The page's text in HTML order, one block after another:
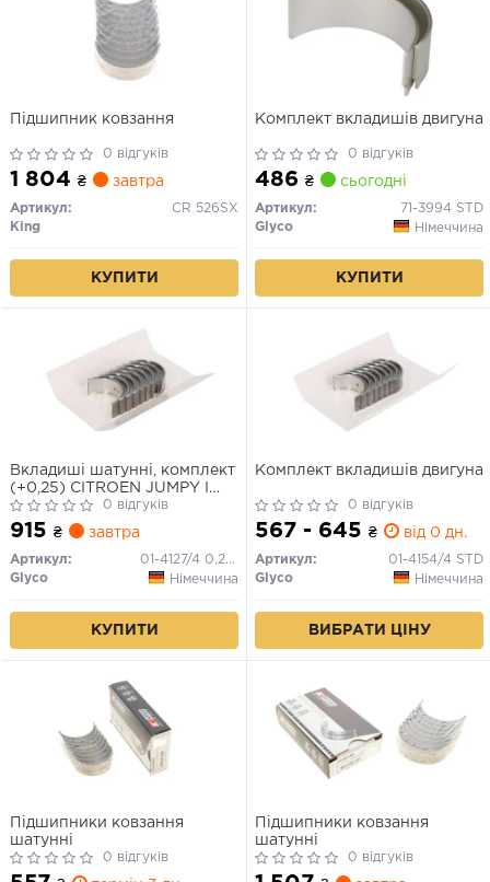
Підшипник ковзання
0 відгуків
1 804 ₴ завтра
Артикул:
CR 526SX
King
КУПИТИ
Комплект вкладишів двигуна
0 відгуків
486 ₴ сьогодні
Артикул:
71-3994 STD
Glyco
Німеччина
КУПИТИ
Вкладиші шатунні, комплект
(+0,25) CITROEN JUMPY I
FIAT 124, 124 SPIDER, 125,
BRAVA, BRAVO I, DOBLO,
DOBLO/MINIVAN, DUNA,
ELBA, FIORINO,
FIORINO/MINIVAN, MAREA,
01.66-
0 відгуків
915 ₴ завтра
Артикул:
01-4127/4 0.25MM
Glyco
Німеччина
КУПИТИ
Комплект вкладишів двигуна
0 відгуків
567 - 645 ₴ від 0 дн.
Артикул:
01-4154/4 STD
Glyco
Німеччина
ВИБРАТИ ЦІНУ
Підшипники ковзання
шатунні
0 відгуків
Підшипники ковзання
шатунні
0 відгуків